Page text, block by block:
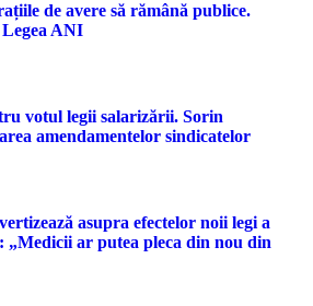
de avere să rămână publice.
ANI
votul legii salarizării. Sorin
amendamentelor sindicatelor
asupra efectelor noii legi a
„Medicii ar putea pleca din nou din